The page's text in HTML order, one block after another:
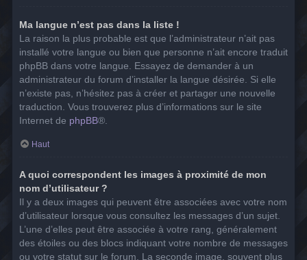
Ma langue n’est pas dans la liste !
La raison la plus probable est que l’administrateur n’ait pas
installé votre langue ou bien que personne n’ait encore traduit
phpBB dans votre langue. Essayez de demander à un
administrateur du forum d’installer la langue désirée. Si elle
n’existe pas, n’hésitez pas à créer et partager une nouvelle
traduction. Vous trouverez plus d’informations sur le site
Internet de phpBB®.
Haut
A quoi correspondent les images à proximité de mon
nom d’utilisateur ?
Il y a deux images qui peuvent être associées avec votre nom
d’utilisateur lorsque vous consultez les messages d’un sujet.
L’une d’elles peut être associée à votre rang, généralement
des étoiles ou des blocs indiquant votre nombre de messages
ou votre statut sur le forum. La seconde image, souvent plus